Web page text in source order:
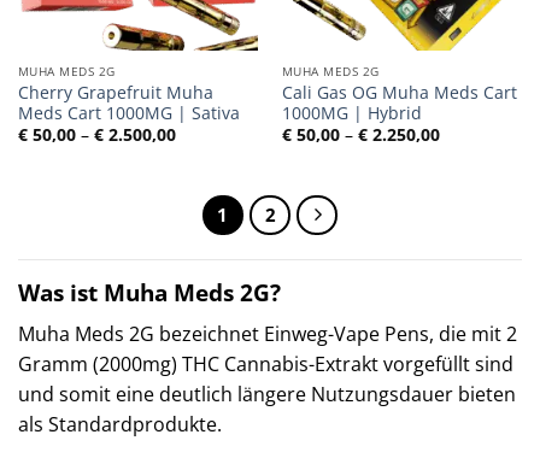
MUHA MEDS 2G
Cherry Grapefruit Muha
Meds Cart 1000MG | Sativa
€50,00 – €2.500,00Preisspanne:
€ 50,00
MUHA MEDS 2G
Cali Gas OG Muha Meds Cart
1000MG | Hybrid
€50,00 – €2.250,00
€ 50,00
1 2
Was ist Muha Meds 2G?
Muha Meds 2G bezeichnet Einweg-Vape Pens, die mit 2
Gramm (2000mg) THC Cannabis-Extrakt vorgefüllt sind
und somit eine deutlich längere Nutzungsdauer bieten
als Standardprodukte.